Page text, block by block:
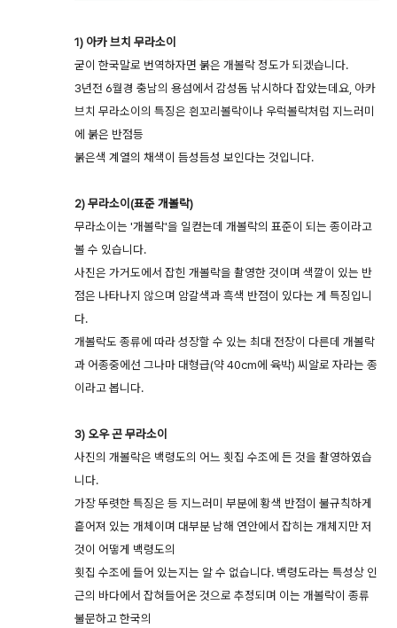
1) 아카 브치 무라소이
굳이 한국말로 번역하자면 붉은 개볼락 정도가 되겠습니다.
3년전 6월경 충남의 용섬에서 감성돔 낚시하다 잡았는데요, 아카
브치 무라소이의 특징은 흰꼬리볼락이나 우럭볼락처럼 지느러미
에 붉은 반점등
붉은색 계열의 채색이 듬성듬성 보인다는 것입니다.
2) 무라소이(표준 개볼락)
무라소이는 '개볼락'을 일컫는데 개볼락의 표준이 되는 종이라고
볼 수 있습니다.
사진은 가거도에서 잡힌 개볼락을 촬영한 것이며 색깔이 있는 반
점은 나타나지 않으며 암갈색과 흑색 반점이 있다는 게 특징입니
다.
개볼락도 종류에 따라 성장할 수 있는 최대 전장이 다른데 개볼락
과 어종중에선 그나마 대형급(약 40cm에 육박) 씨알로 자라는 종
이라고 봅니다.
3) 오우 곤 무라소이
사진의 개볼락은 백령도의 어느 횟집 수조에 든 것을 촬영하였습
니다.
가장 뚜렷한 특징은 등 지느러미 부분에 황색 반점이 불규칙하게
흩어져 있는 개체이며 대부분 남해 연안에서 잡히는 개체지만 저
것이 어떻게 백령도의
횟집 수조에 들어 있는지는 알 수 없습니다. 백령도라는 특성상 인
근의 바다에서 잡혀들어온 것으로 추정되며 이는 개볼락이 종류
불문하고 한국의